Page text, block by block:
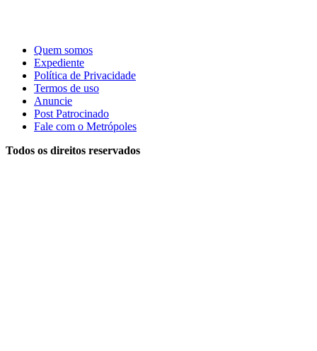
Quem somos
Expediente
Política de Privacidade
Termos de uso
Anuncie
Post Patrocinado
Fale com o Metrópoles
Todos os direitos reservados